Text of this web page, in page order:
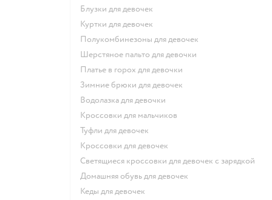
Блузки для девочек
Куртки для девочек
Полукомбинезоны для девочек
Шерстяное пальто для девочки
Платье в горох для девочки
Зимние брюки для девочек
Водолазка для девочки
Кроссовки для мальчиков
Туфли для девочек
Кроссовки для девочек
Светящиеся кроссовки для девочек с зарядкой
Домашняя обувь для девочек
Кеды для девочек